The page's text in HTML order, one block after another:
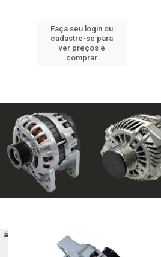
Faça seu login ou
cadastre-se para
ver preços e
comprar